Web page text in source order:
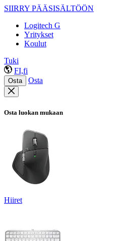
SIIRRY PÄÄSISÄLTÖÖN
Logitech G
Yritykset
Koulut
Tuki
FI,fi
Osta Osta
Osta luokan mukaan
Hiiret